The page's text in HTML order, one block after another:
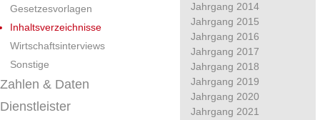
Gesetzesvorlagen
Inhaltsverzeichnisse
Wirtschaftsinterviews
Sonstige
Zahlen & Daten
Dienstleister
Jahrgang 2014
Jahrgang 2015
Jahrgang 2016
Jahrgang 2017
Jahrgang 2018
Jahrgang 2019
Jahrgang 2020
Jahrgang 2021